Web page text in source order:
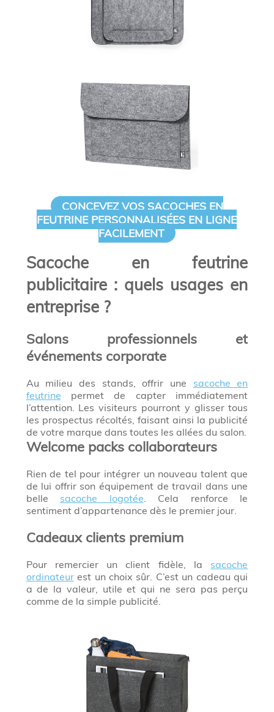
CONCEVEZ VOS SACOCHES EN
FEUTRINE PERSONNALISÉES EN LIGNE
FACILEMENT
Sacoche en feutrine
publicitaire : quels usages en
entreprise ?
Salons professionnels et
événements corporate
Au milieu des stands, offrir une sacoche en
feutrine permet de capter immédiatement
l’attention. Les visiteurs pourront y glisser tous
les prospectus récoltés, faisant ainsi la publicité
de votre marque dans toutes les allées du salon.
Welcome packs collaborateurs
Rien de tel pour intégrer un nouveau talent que
de lui offrir son équipement de travail dans une
belle sacoche logotée. Cela renforce le
sentiment d’appartenance dès le premier jour.
Cadeaux clients premium
Pour remercier un client fidèle, la sacoche
ordinateurest un choix sûr. C’est un cadeau qui
a de la valeur, utile et qui ne sera pas perçu
comme de la simple publicité.